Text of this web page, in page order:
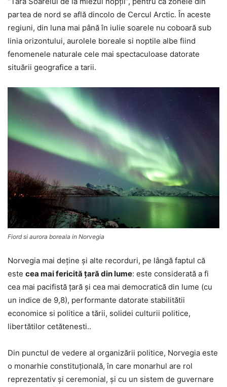
partea de nord se află dincolo de Cercul Arctic. În aceste
regiuni, din luna mai până în iulie soarele nu coboară sub
linia orizontului, aurolele boreale si noptile albe fiind
fenomenele naturale cele mai spectaculoase datorate
situării geografice a tarii.
Fiord si aurora boreala in Norvegia
Norvegia mai deţine şi alte recorduri, pe lângă faptul că
este cea mai fericită ţară din lume: este considerată a fi
cea mai pacifistă ţară şi cea mai democratică din lume (cu
un indice de 9,8), performante datorate stabilitătii
economice si politice a tării, solidei culturii politice,
libertătilor cetătenesti..
Din punctul de vedere al organizării politice, Norvegia este
o monarhie constituţională, în care monarhul are rol
reprezentativ şi ceremonial, şi cu un sistem de guvernare